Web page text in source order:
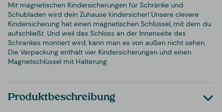
Mit magnetischen Kindersicherungen für Schränke und
Schubladen wird dein Zuhause kindersicher! Unsere clevere
Kindersicherung hat einen magnetischen Schlüssel, mit dem du
aufschließt. Und weil das Schloss an der Innenseite des
Schrankes montiert wird, kann man es von außen nicht sehen.
Die Verpackung enthält vier Kindersicherungen und einen
Magnetschlüssel mit Halterung.
Produktbeschreibung